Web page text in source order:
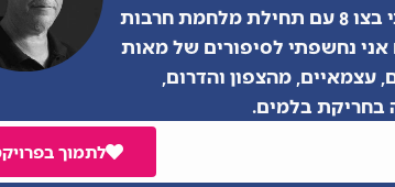
כמו הרבה מאתנו, גם אני התגייסתי בצו 8 עם תחילת מלחמת חרבות
נחשפתי לסיפורים של מאות
עצמאיים, מהצפון והדרום,
בחריקת בלמים.
לתמוך